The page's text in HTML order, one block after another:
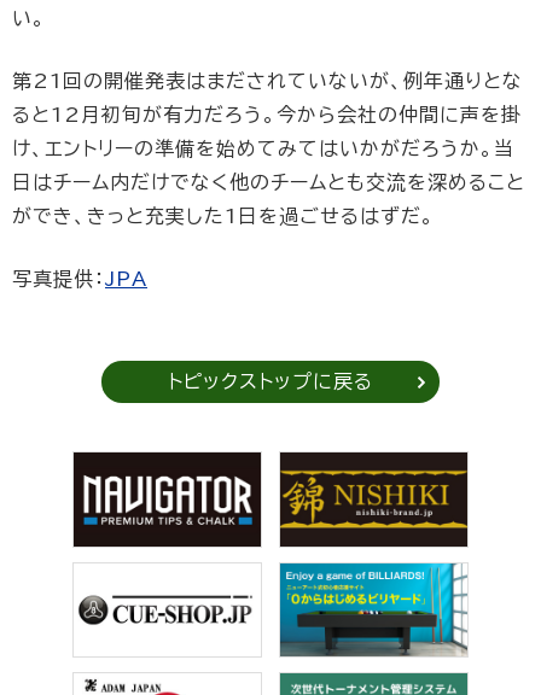
い。
第21回の開催発表はまだされていないが、例年通りとな
ると12月初旬が有力だろう。今から会社の仲間に声を掛
け、エントリーの準備を始めてみてはいかがだろうか。当
日はチーム内だけでなく他のチームとも交流を深めること
ができ、きっと充実した1日を過ごせるはずだ。
写真提供： JPA
トピックストップに戻る